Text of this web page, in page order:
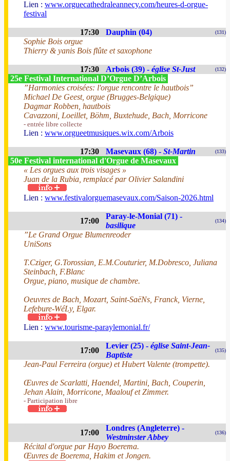
Lien : www.orguecathedraleannecy.com/heures-d-orgue-
festival
17:30 Dauphin (04) (131)
Sophie Bois orgue
Thierry & yanis Bois flûte et saxophone
17:30 Arbois (39) - église St-Just (132)
25e Festival International D’Orgue D’Arbois
”Harmonies croisées: l'orgue rencontre le hautbois”
Michael De Geest, orgue (Brugges-Belgique)
Dagmar Robben, hautbois
Cavazzoni, Loeillet, Böhm, Buxtehude, Bach, Morricone
- entrée libre collecte
Lien : www.orgueetmusiques.wix.com/Arbois
17:30 Masevaux (68) - St-Martin (133)
50e Festival international d'Orgue de Masevaux
« Les orgues aux trois visages »
Juan de la Rubia, remplacé par Olivier Salandini
Lien : www.festivalorguemasevaux.com/Saison-2026.html
17:00
Paray-le-Monial (71) -
basilique
(134)
”Le Grand Orgue Blumenreoder
UniSons
T.Cziger, G.Torossian, E.M.Couturier, M.Dobresco, Juliana
Steinbach, F.Blanc
Orgue, piano, musique de chambre.
Oeuvres de Bach, Mozart, Saint-SaëNs, Franck, Vierne,
Lefebure-WéLy, Elgar.
Lien : www.tourisme-paraylemonial.fr/
17:00
Levier (25) - église Saint-Jean-
Baptiste
(135)
Jean-Paul Ferreira (orgue) et Hubert Valente (trompette).
Œuvres de Scarlatti, Haendel, Martini, Bach, Couperin,
Jehan Alain, Morricone, Maalouf et Zimmer.
- Participation libre
17:00
Londres (Angleterre) -
Westminster Abbey
(136)
Récital d'orgue par Hayo Boerema.
Œuvres de Boerema, Hakim et Jongen.